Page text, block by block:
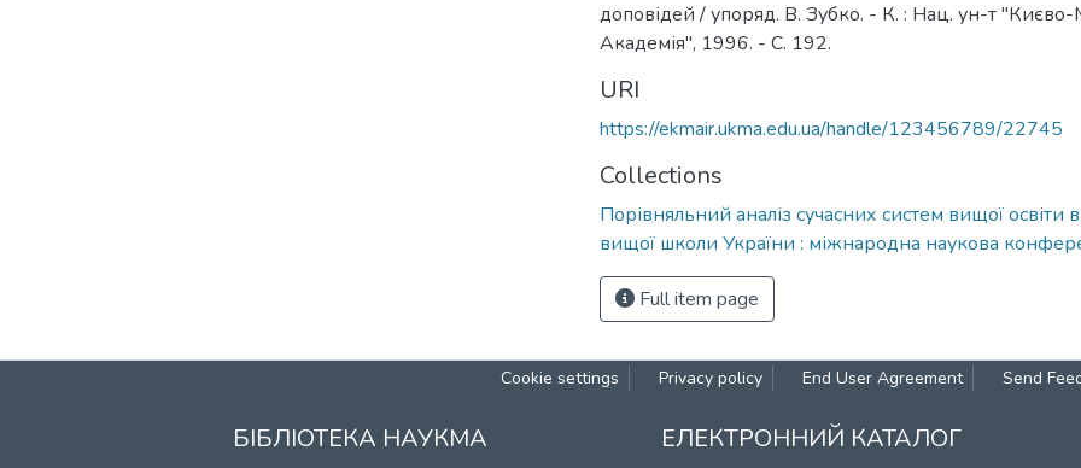
доповідей / упоряд. В. Зубко. - К. : Нац. ун-т "Києво-
Академія", 1996. - С. 192.
URI
https://ekmair.ukma.edu.ua/handle/123456789/22745
Collections
Порівняльний аналіз сучасних систем вищої освіти
вищої школи України : міжнародна наукова
Full item page
Cookie settings Privacy policy End User Agreement Send
БІБЛІОТЕКА НАУКМА ЕЛЕКТРОННИЙ КАТАЛОГ